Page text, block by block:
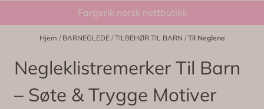
Fargerik norsk nettbutikk
Hjem / BARNEGLEDE /TILBEHØR TIL BARN /Til Neglene
Negleklistremerker Til Barn
– Søte & Trygge Motiver